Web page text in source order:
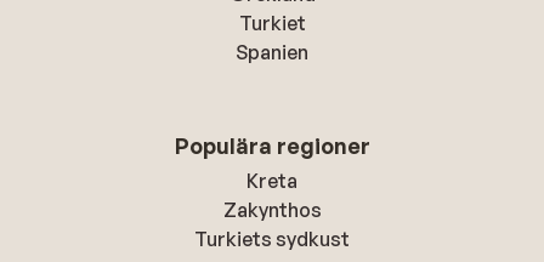
Turkiet
Spanien
Populära regioner
Kreta
Zakynthos
Turkiets sydkust